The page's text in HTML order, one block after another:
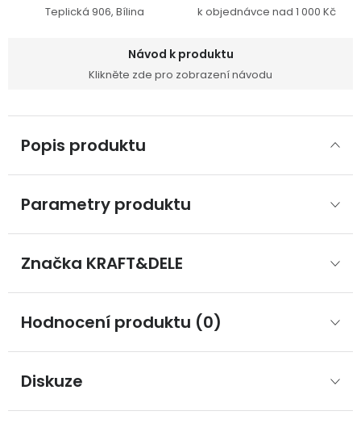
Teplická 906, Bílina k objednávce nad 1 000 Kč
Návod k produktu
Klikněte zde pro zobrazení návodu
Popis produktu
Parametry produktu
Značka KRAFT&DELE
Hodnocení produktu (0)
Diskuze